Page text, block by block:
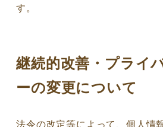
す。
継続的改善・プライ
ーの変更について
法令の改定等によって、個人情